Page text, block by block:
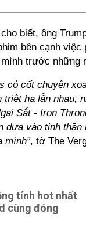
biết, ông
bên cạnh
trước những
có cốt chuyện
hạ lẫn nhau,
Sắt - Iron
dựa vào tinh
mình”, tờ The
tính hot nhất
cùng đóng